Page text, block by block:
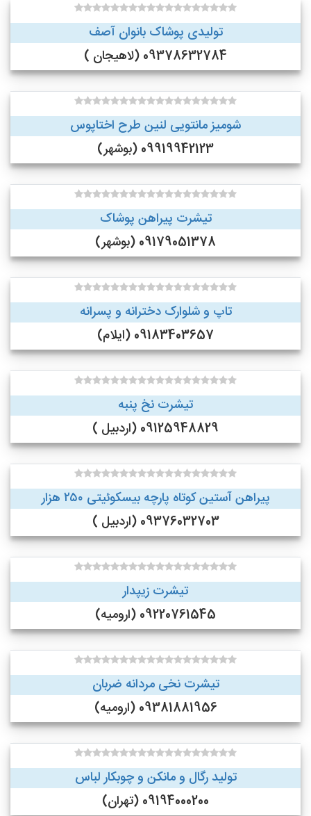
تولیدی پوشاک بانوان آصف
09378632784 (لاهیجان )
شومیز مانتویی لنین طرح اختاپوس
09919942123 (بوشهر)
تیشرت پیراهن پوشاک
09179051378 (بوشهر)
تاپ و شلوارک دخترانه و پسرانه
09183403657 (ایلام)
تیشرت نخ پنبه
09125948829 (اردبیل )
پیراهن آستین کوتاه پارچه بیسکوئیتی ۲۵۰ هزار
09376032703 (اردبیل )
تیشرت زیپدار
09220761545 (ارومیه)
تیشرت نخی مردانه ضربان
09381881956 (ارومیه)
تولید رگال و مانکن و چوبکار لباس
09194000200 (تهران)